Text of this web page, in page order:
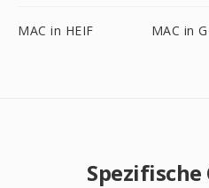
MAC in HEIF MAC in